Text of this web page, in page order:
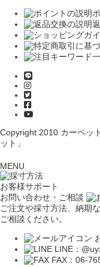
Copyright 2010 カーペッ
ット」
MENU
お客様サポート
お問い合わせ・ご相談
ご注文や採寸方法、納期
ご相談ください。
LINE：
FAX：06-